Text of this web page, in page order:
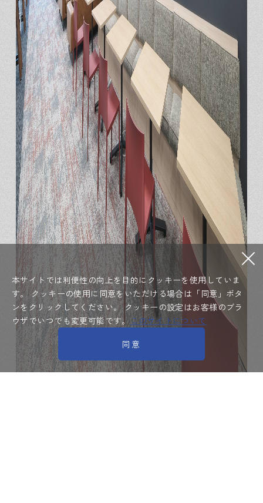
本サイトでは利便性の向上を目的にクッキーを使用していま
す。クッキーの使用に同意をいただける場合は「同意」ボタ
ンをクリックしてください。クッキーの設定はお客様のブラ
ウザでいつでも変更可能です。このサイトについて
同意